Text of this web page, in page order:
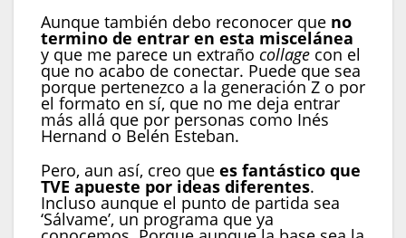
Aunque también debo reconocer que no
termino de entrar en esta miscelánea
y que me parece un extraño collage con el
que no acabo de conectar. Puede que sea
porque pertenezco a la generación Z o por
el formato en sí, que no me deja entrar
más allá que por personas como Inés
Hernand o Belén Esteban.
Pero, aun así, creo que es fantástico que
TVE apueste por ideas diferentes.
Incluso aunque el punto de partida sea
‘Sálvame’, un programa que ya